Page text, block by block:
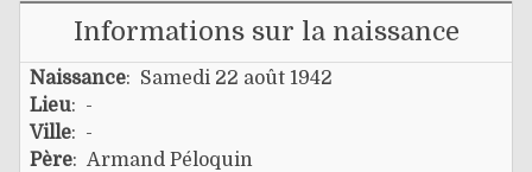
Informations sur la naissance
Naissance: Samedi 22 août 1942
Lieu: -
Ville: -
Père: Armand Péloquin